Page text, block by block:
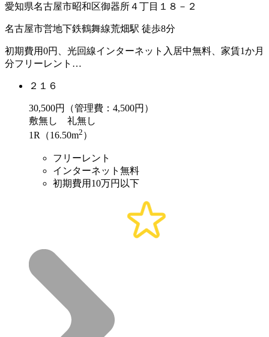
愛知県名古屋市昭和区御器所４丁目１８－２
名古屋市営地下鉄鶴舞線荒畑駅 徒歩8分
初期費用0円、光回線インターネット入居中無料、家賃1か月
分フリーレント…
２１６
30,500円（管理費：4,500円）
敷無し 礼無し
1R（16.50m2 ）
フリーレント
インターネット無料
初期費用10万円以下